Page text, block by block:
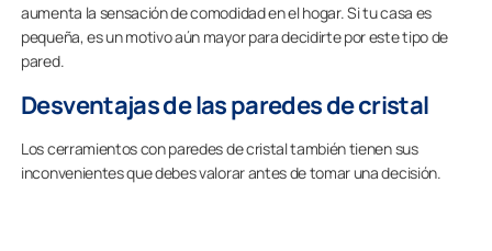
aumenta la sensación de comodidad en el hogar. Si tu casa es
pequeña, es un motivo aún mayor para decidirte por este tipo de
pared.
Desventajas de las paredes de cristal
Los cerramientos con paredes de cristal también tienen sus
inconvenientes que debes valorar antes de tomar una decisión.